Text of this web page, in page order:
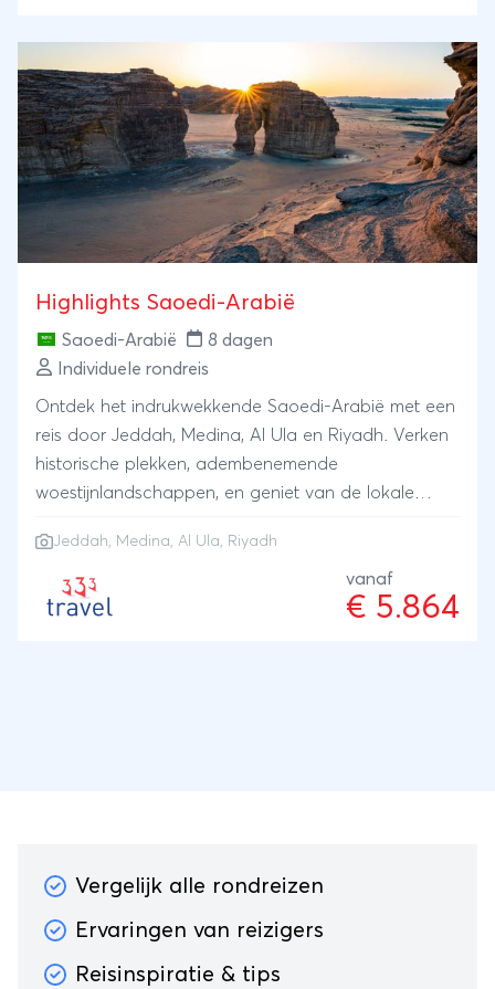
Highlights Saoedi-Arabië
Saoedi-Arabië
8 dagen
Individuele rondreis
Ontdek het indrukwekkende Saoedi-Arabië met een
reis door Jeddah, Medina, Al Ula en Riyadh. Verken
historische plekken, adembenemende
woestijnlandschappen, en geniet van de lokale
Jeddah, Medina, Al Ula, Riyadh
vanaf
€ 5.864
Vergelijk alle rondreizen
Ervaringen van reizigers
Reisinspiratie & tips